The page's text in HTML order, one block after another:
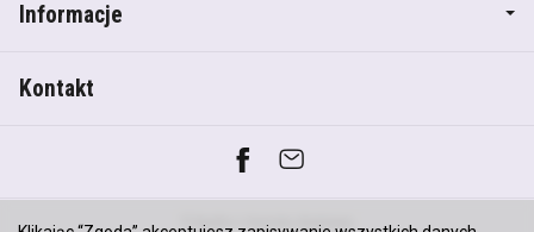
Informacje
Kontakt
*) brutto + koszty dostawy